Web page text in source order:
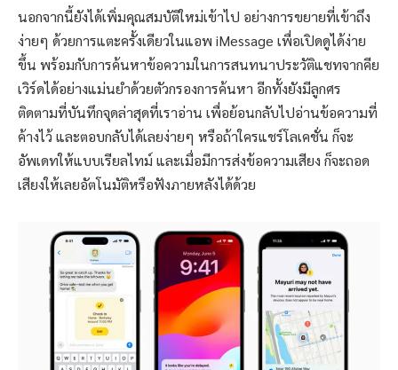
นอกจากนี้ยังได้เพิ่มคุณสมบัติใหม่เข้าไป อย่างการขยายที่เข้าถึง
ง่ายๆ ด้วยการแตะครั้งเดียวในแอพ iMessage เพื่อเปิดดูได้ง่าย
ขึ้น พร้อมกับการค้นหาข้อความในการสนทนาประวัติแชทจากคีย
เวิร์ดได้อย่างแม่นยำด้วยตัวกรองการค้นหา อีกทั้งยังมีลูกศร
ติดตามที่บันทึกจุดล่าสุดที่เราอ่าน เพื่อย้อนกลับไปอ่านข้อความที่
ค้างไว้ และตอบกลับได้เลยง่ายๆ หรือถ้าใครแชร์โลเคชั่น ก็จะ
อัพเดทให้แบบเรียลไทม์ และเมื่อมีการส่งข้อความเสียง ก็จะถอด
เสียงให้เลยอัตโนมัติหรือฟังภายหลังได้ด้วย